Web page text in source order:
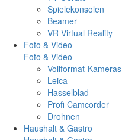
Spielekonsolen
Beamer
VR Virtual Reality
Foto & Video
Foto & Video
Vollformat-Kameras
Leica
Hasselblad
Profi Camcorder
Drohnen
Haushalt & Gastro